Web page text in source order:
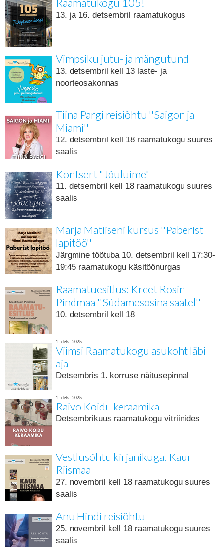
13. ja 16. detsembril raamatukogus
Vimpsiku jutu- ja mängutund
13. detsembril kell 13 laste- ja
noorteosakonnas
Tiina Pargi reisiõhtu ''Saigon ja
Miami''
12. detsembril kell 18 raamatukogu suures
saalis
Kontsert "Jõuluime"
11. detsembril kell 18 raamatukogu suures
saalis
Marja Matiiseni kursus ''Paberist
lapitöö''
Järgmine töötuba 10. detsembril kell 17:30-
19:45 raamatukogu käsitöönurgas
Raamatuesitlus: Kreet Rosin-
Pindmaa ''Südamesosina saatel''
10. detsembril kell 18
1. dets. 2025
Viimsi Raamatukogu asukoht läbi
aja
Detsembris 1. korruse näitusepinnal
1. dets. 2025
Raivo Koidu keraamika
Detsembrikuus raamatukogu vitriinides
Vestlusõhtu kirjanikuga: Kaur
Riismaa
27. novembril kell 18 raamatukogu suures
saalis
Anu Hindi reisiõhtu
25. novembril kell 18 raamatukogu suures
saalis